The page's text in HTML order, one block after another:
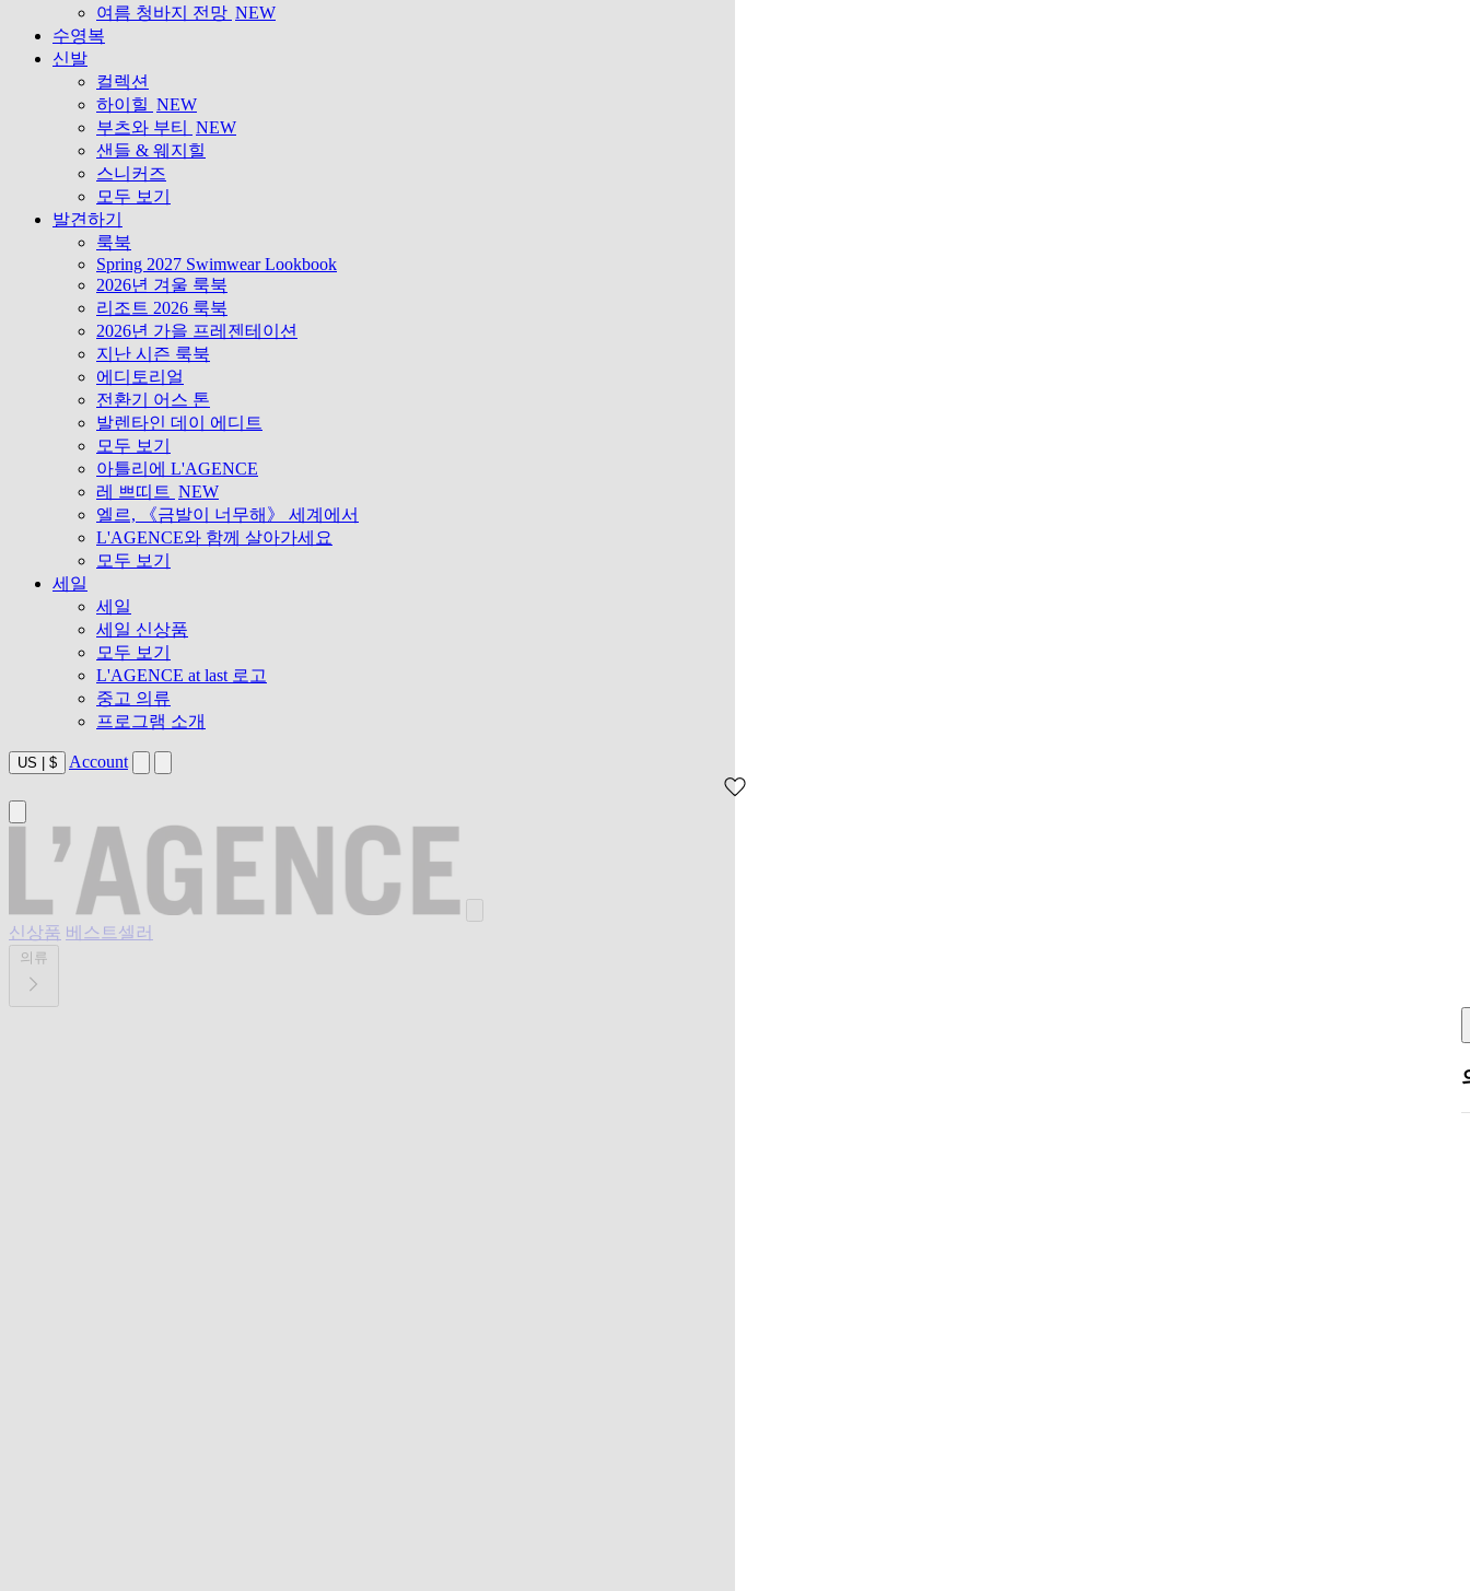
여름 청바지 전망 NEW
수영복
신발
컬렉션
하이힐 NEW
부츠와 부티
NEW
샌들 & 웨지힐
스니커즈
모두 보기
발견하기
룩북
Spring 2027 Swimwear Lookbook
2026년 겨울 룩북
리조트 2026 룩북
2026년 가을 프레젠테이션
지난 시즌 룩북
에디토리얼
전환기 어스 톤
발렌타인 데이 에디트
모두 보기
아틀리에 L'AGENCE
레 쁘띠트 NEW
엘르, 《금발이 너무해》 세계에서
L'AGENCE와 함께 살아가세요
모두 보기
세일
세일
세일 신상품
모두 보기
L'AGENCE at last 로고
중고 의류
프로그램 소개
US $ Account
신상품 베스트셀러
의류